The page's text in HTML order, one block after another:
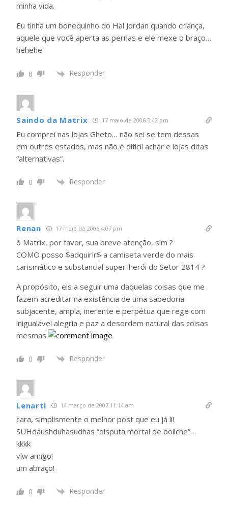
minha vida.
Eu tinha um bonequinho do Hal Jordan quando criança,
aquele que você aperta as pernas e ele mexe o braço…
hehehe
0 Responder
Saindo da Matrix 17 maio de 2006 5:42 pm
Eu comprei nas lojas Gheto… não sei se tem dessas
em outros estados, mas não é difícil achar e lojas ditas
“alternativas”.
0 Responder
Renan 17 maio de 2006 4:07 pm
ô Matrix, por favor, sua breve atenção, sim ?
COMO posso $adquirir$ a camiseta verde do mais
carismático e substancial super-herói do Setor 2814 ?
A propósito, eis a seguir uma daquelas coisas que me
fazem acreditar na existência de uma sabedoria
subjacente, ampla, inerente e perpétua que rege com
inigualável alegria e paz a desordem natural das coisas
mesmas.
0 Responder
Lenarti 14 março de 2007 11:14 am
cara, simplismente o melhor post que eu já li!
SUHdaushduhasudhas “disputa mortal de boliche”…
kkkk
vlw amigo!
um abraço!
0 Responder